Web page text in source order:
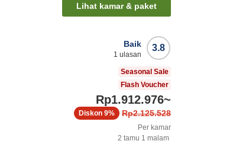
Lihat kamar & paket
3.8
Baik
1 ulasan
Seasonal Sale
Flash Voucher
Rp1.912.976~
Rp2.125.528
Diskon 9%
Per kamar
2 tamu 1 malam